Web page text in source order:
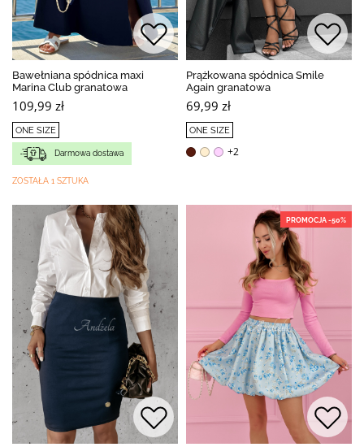
Bawełniana spódnica maxi
Marina Club granatowa
109,99 zł
ONE SIZE
Darmowa dostawa
ZOSTAŁA 1 SZTUKA
Prążkowana spódnica Smile
Again granatowa
69,99 zł
ONE SIZE
+2
PROMOCJA -50%